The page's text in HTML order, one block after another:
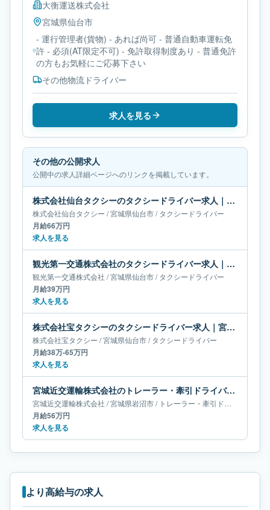
大衡運送株式会社
宮城県仙台市
- 運行管理者(貨物) - あれば尚可 - 普通自動車運転免
許 - 必須(AT限定不可) - 免許取得制度あり - 普通免許
の方もお気軽にご応募下さい
その他物流ドライバー
求人を見る
その他の公開求人
公開中の求人詳細ページへのリンクを掲載しています。
株式会社仙台タクシーのタクシードライバー求人｜宮城県仙台市｜月給66万円
株式会社仙台タクシー /宮城県仙台市/タクシードライバー
月給66万円
求人を見る
観光第一交通株式会社のタクシードライバー求人｜宮城県仙台市｜月給39万円
観光第一交通株式会社 /宮城県仙台市/タクシードライバー
月給39万円
求人を見る
株式会社宝タクシーのタクシードライバー求人｜宮城県仙台市｜月給38万-65万円
株式会社宝タクシー /宮城県仙台市/タクシードライバー
月給38万-65万円
求人を見る
宮城近交運輸株式会社のトレーラー・牽引ドライバー求人｜宮城県岩沼市｜月給56万円
宮城近交運輸株式会社 /宮城県岩沼市/ トレーラー・牽引ドライバー
月給56万円
求人を見る
より高給与の求人